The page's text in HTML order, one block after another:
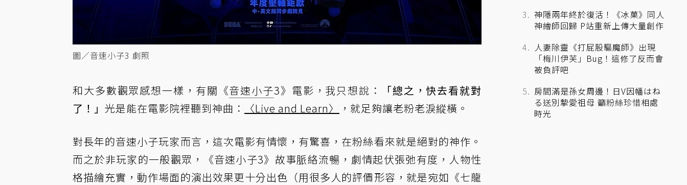
圖／音速小子3 劇照
和大多數觀眾感想一樣，有關《音速小子3》電影，我只想說：
「總之，快去看就對
了！」 光是能在電影院裡聽到神曲： 〈Live and Learn〉 ，就足夠讓老粉老淚縱橫。
對長年的音速小子玩家而言，這次電影有情懷，有驚喜，在粉絲看來就是絕對的神作。
而之於非玩家的一般觀眾，《音速小子3》故事脈絡流暢，劇情起伏張弛有度，人物性
格描繪充實，動作場面的演出效果更十分出色（用很多人的評價形容，就是宛如《七龍
神隱兩年終於復活！《冰菓》同人
神繪師回歸 P站重新上傳大量創作
人妻除靈《打屁股驅魔師》出現
「梅川伊芙」Bug！這修了反而會
被負評吧
房間滿是孫女周邊！日V因幡はね
る送別摯愛祖母 籲粉絲珍惜相處
時光